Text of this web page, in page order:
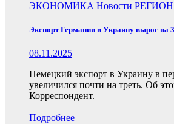
ЭКОНОМИКА Новости РЕГИОН
Экспорт Германии в Украину вырос на
08.11.2025
Немецкий экспорт в Украину в
увеличился почти на треть. Об
Корреспондент.
Подробнее